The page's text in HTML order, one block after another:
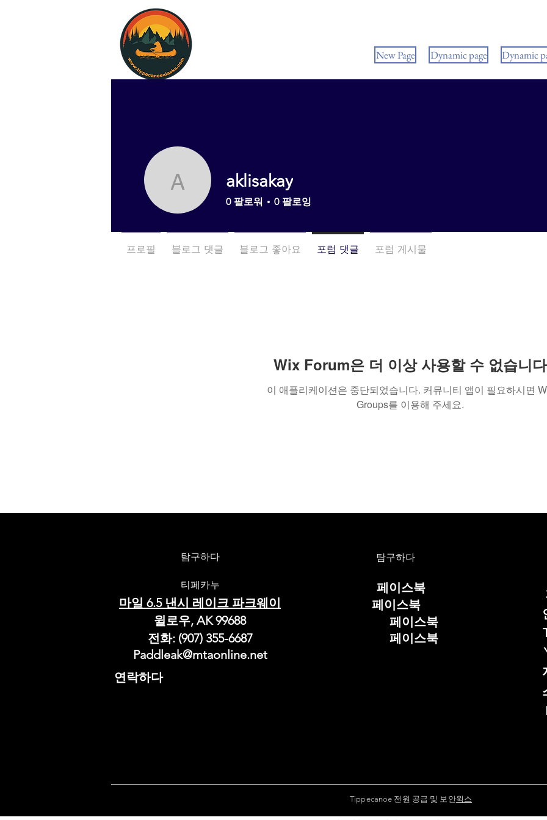
New Page Dynamic page Dynamic
Wix Forum은 더 이상 사용할 수 없습니다
이 애플리케이션은 중단되었습니다. 커뮤니티 앱이 필요하시면
Groups를 이용해 주세요.
aklisakay
aklisakay
0 팔로워 0 팔로잉
프로필 블로그 댓글 블로그 좋아요 포럼 댓글 포럼 게시물
티페카누
마일 6.5 낸시 레이크 파크웨이
윌로우, AK 99688
전화: (907) 355-6687
Paddleak@mtaonline.net
연락하다
탐구하다
페이스북
페이스북
페이스북
페이스북
Tippecanoe 전원 공급 및 보안윅스
탐구하다